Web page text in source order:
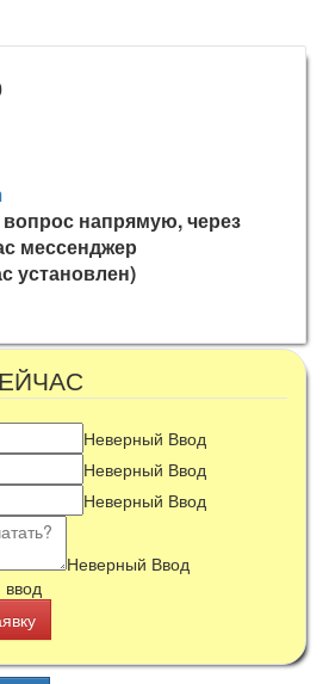
напрямую, через
мессенджер
установлен)
Неверный Ввод
Неверный Ввод
Неверный Ввод
Неверный Ввод